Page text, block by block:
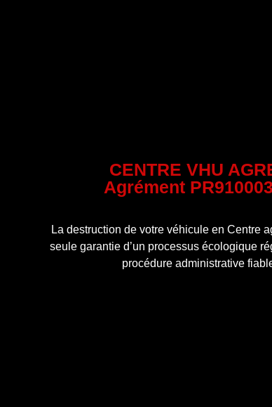
CENTRE VHU
Agrément
La destruction de votre véhicule en Centre
seule garantie d’un processus écologique
procédure administrative